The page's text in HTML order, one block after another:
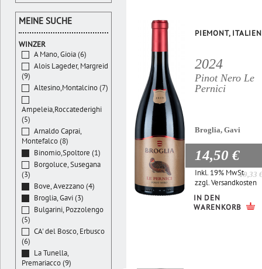
PIEMONT, ITALIEN
2024
Pinot Nero Le
Pernici
Broglia, Gavi
14,50 €
19,33
Inkl. 19% MwSt.
zzgl.Versandkosten
IN DEN
WARENKORB
MEINE SUCHE
WINZER
A Mano, Gioia (6)
Alois Lageder, Margreid
(9)
Altesino,Montalcino (7)
Ampeleia,Roccatederighi
(5)
Arnaldo Caprai,
Montefalco (8)
Binomio,Spoltore (1)
Borgoluce, Susegana
(3)
Bove, Avezzano (4)
Broglia, Gavi (3)
Bulgarini, Pozzolengo
(5)
CA' del Bosco, Erbusco
(6)
La Tunella,
Premariacco (9)